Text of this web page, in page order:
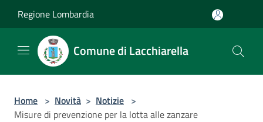
Regione Lombardia
Comune di Lacchiarella
Home > Novità > Notizie >
Misure di prevenzione per la lotta alle zanzare